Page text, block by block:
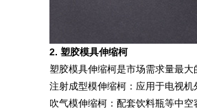
2. 塑胶模具伸缩柯
塑胶模具伸缩柯是市场需求量最
注射成型模伸缩柯：应用于电视
吹气模伸缩柯：配套饮料瓶等中